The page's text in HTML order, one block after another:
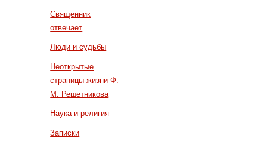
Священник
отвечает
Люди и судьбы
Неоткрытые
страницы жизни Ф.
М. Решетникова
Наука и религия
Записки